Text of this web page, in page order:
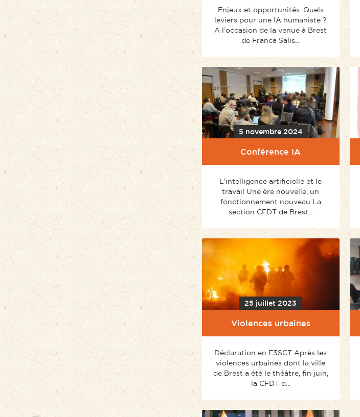
Enjeux et opportunités. Quels
leviers pour une IA humaniste ?
A l’occasion de la venue à Brest
de Franca Salis...
5 novembre 2024
Conférence IA
L'intelligence artificielle et le
travail Une ère nouvelle, un
fonctionnement nouveau La
section CFDT de Brest...
25 juillet 2023
Violences urbaines
Déclaration en F3SCT Après les
violences urbaines dont la ville
de Brest a été le théâtre, fin juin,
la CFDT d...